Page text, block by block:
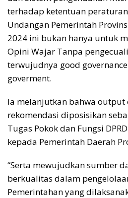
terhadap ketentuan
Undangan Pemerintah
2024 ini bukan hanya untuk
Opini Wajar Tanpa
terwujudnya good
goverment.
Ia melanjutkan bahwa output
rekomendasi diposisikan
Tugas Pokok dan Fungsi
kepada Pemerintah Daerah
“Serta mewujudkan sumber
berkualitas dalam
Pemerintahan yang